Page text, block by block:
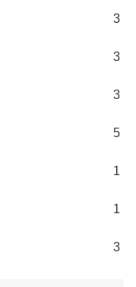
3
3
3
5
1
1
3